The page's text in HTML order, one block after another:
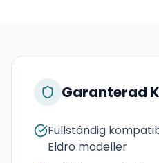
Garanterad
Fullständig
Eldro modeller